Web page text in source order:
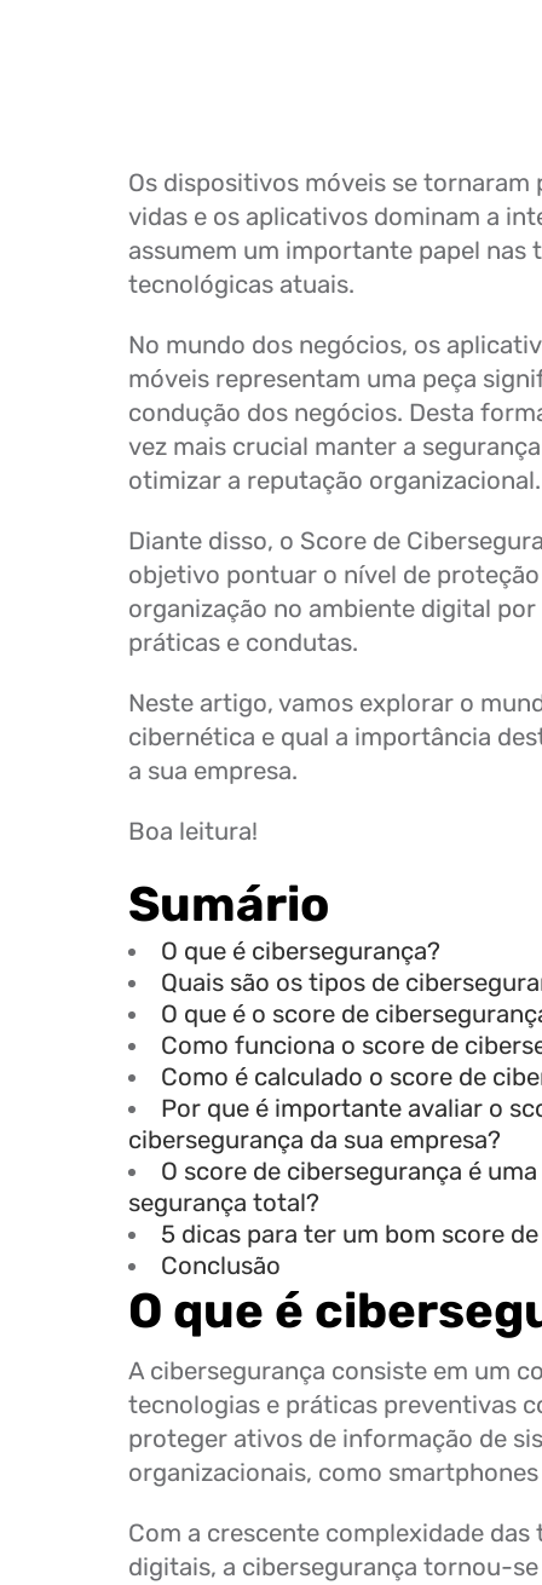
Os dispositivos móveis se tornaram
vidas e os aplicativos dominam a
assumem um importante papel nas
tecnológicas atuais.
No mundo dos negócios, os
móveis representam uma peça
condução dos negócios. Desta
vez mais crucial manter a
otimizar a reputação organizacional.
Diante disso, o Score de
objetivo pontuar o nível de
organização no ambiente digital por
práticas e condutas.
Neste artigo, vamos explorar o
cibernética e qual a importância
a sua empresa.
Boa leitura!
Sumário
O que é cibersegurança?
Quais são os tipos de
O que é o score de
Como funciona o score de
Como é calculado o score de
Por que é importante avaliar o
cibersegurança da sua empresa?
O score de cibersegurança é
segurança total?
5 dicas para ter um bom score
Conclusão
O que é
A cibersegurança consiste em um
tecnologias e práticas preventivas
proteger ativos de informação de
organizacionais, como
Com a crescente complexidade das
digitais, a cibersegurança tornou-